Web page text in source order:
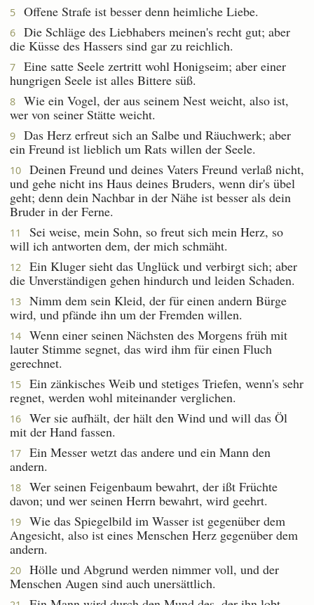
5 Offene Strafe ist besser denn heimliche Liebe.
6
Die Schläge des Liebhabers meinen's recht gut; aber
die Küsse des Hassers sind gar zu reichlich.
7
Eine satte Seele zertritt wohl Honigseim; aber einer
hungrigen Seele ist alles Bittere süß.
8
Wie ein Vogel, der aus seinem Nest weicht, also ist,
wer von seiner Stätte weicht.
9
Das Herz erfreut sich an Salbe und Räuchwerk; aber
ein Freund ist lieblich um Rats willen der Seele.
10
Deinen Freund und deines Vaters Freund verlaß nicht,
und gehe nicht ins Haus deines Bruders, wenn dir's übel
geht; denn dein Nachbar in der Nähe ist besser als dein
Bruder in der Ferne.
11
Sei weise, mein Sohn, so freut sich mein Herz, so
will ich antworten dem, der mich schmäht.
12
Ein Kluger sieht das Unglück und verbirgt sich; aber
die Unverständigen gehen hindurch und leiden Schaden.
13
Nimm dem sein Kleid, der für einen andern Bürge
wird, und pfände ihn um der Fremden willen.
14
Wenn einer seinen Nächsten des Morgens früh mit
lauter Stimme segnet, das wird ihm für einen Fluch
gerechnet.
15
Ein zänkisches Weib und stetiges Triefen, wenn's sehr
regnet, werden wohl miteinander verglichen.
16
Wer sie aufhält, der hält den Wind und will das Öl
mit der Hand fassen.
17
Ein Messer wetzt das andere und ein Mann den
andern.
18
Wer seinen Feigenbaum bewahrt, der ißt Früchte
davon; und wer seinen Herrn bewahrt, wird geehrt.
19
Wie das Spiegelbild im Wasser ist gegenüber dem
Angesicht, also ist eines Menschen Herz gegenüber dem
andern.
20
Hölle und Abgrund werden nimmer voll, und der
Menschen Augen sind auch unersättlich.